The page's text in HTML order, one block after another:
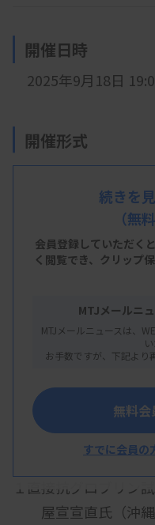
開催日時
2025年9月18日
開催形式
LIVE配信
LIVE配信
主 催
沖縄県臨床検査技
概 要
【プログラム】
１直接抗グロブリン
屋宣宣直氏（沖縄
続きを
（無
会員登録していただく
く閲覧でき、 クリップ
MTJメールニ
MTJメールニュースは、
お手数ですが、下記より
無料会
すでに会員の